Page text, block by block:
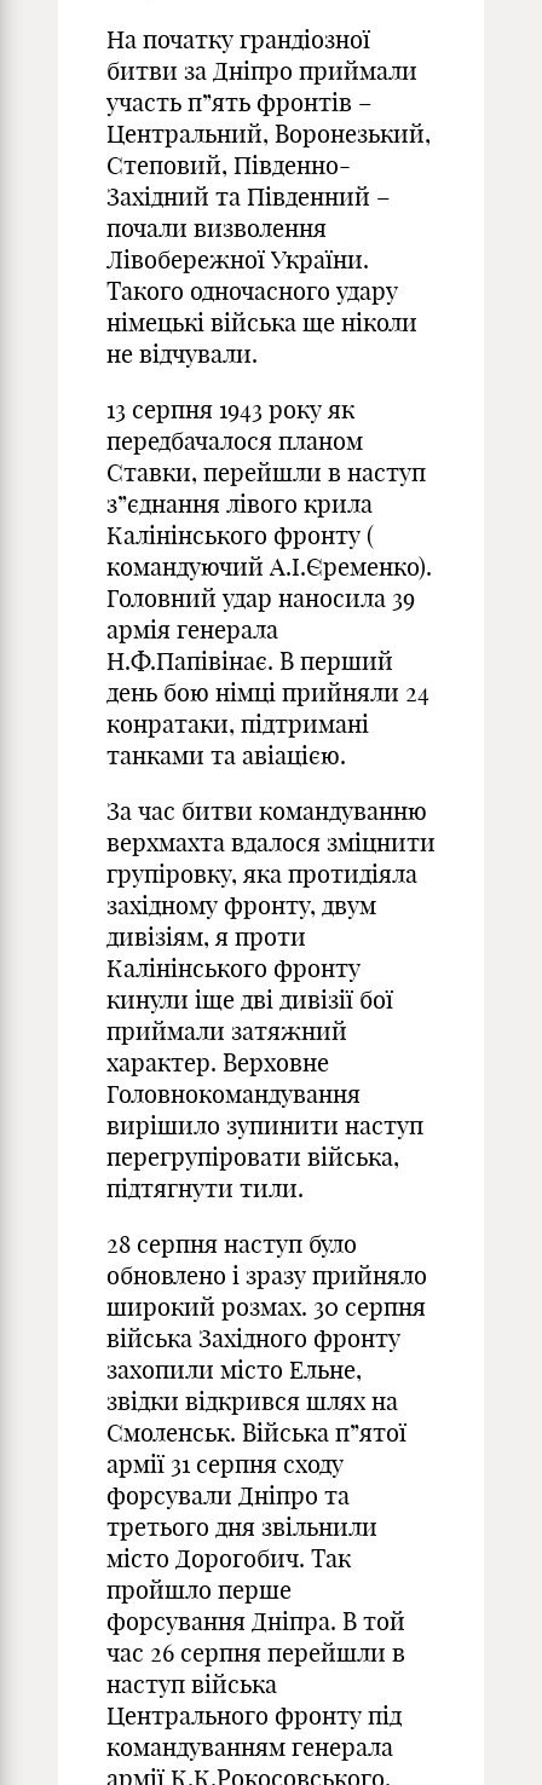
На початку грандіозної
битви за Дніпро приймали
участь п”ять фронтів –
Центральний, Воронезький,
Степовий, Південно-
Західний та Південний –
почали визволення
Лівобережної України.
Такого одночасного удару
німецькі війська ще ніколи
не відчували.
13 серпня 1943 року як
передбачалося планом
Ставки, перейшли в наступ
з”єднання лівого крила
Калінінського фронту (
командуючий А.І.Єременко).
Головний удар наносила 39
армія генерала
Н.Ф.Папівінає. В перший
день бою німці прийняли 24
конратаки, підтримані
танками та авіацією.
За час битви командуванню
верхмахта вдалося зміцнити
групіровку, яка протидіяла
західному фронту, двум
дивізіям, я проти
Калінінського фронту
кинули іще дві дивізії бої
приймали затяжний
характер. Верховне
Головнокомандування
вирішило зупинити наступ
перегрупіровати війська,
підтягнути тили.
28 серпня наступ було
обновлено і зразу прийняло
широкий розмах. 30 серпня
війська Західного фронту
захопили місто Ельне,
звідки відкрився шлях на
Смоленськ. Війська п”ятої
армії 31 серпня сходу
форсували Дніпро та
третього дня звільнили
місто Дорогобич. Так
пройшло перше
форсування Дніпра. В той
час 26 серпня перейшли в
наступ війська
Центрального фронту під
командуванням генерала
армії К.К.Рокосовського.